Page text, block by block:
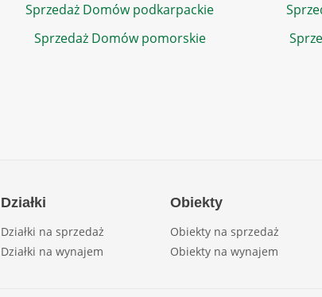
Sprzedaż Domów podkarpackie
Sprzedaż Domów pomorskie
Działki
Działki na sprzedaż
Działki na wynajem
Obiekty
Obiekty na sprzedaż
Obiekty na wynajem